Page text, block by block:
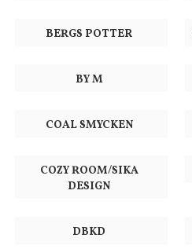
BERGS POTTER
BY M
COAL SMYCKEN
COZY ROOM/SIKA
DESIGN
DBKD